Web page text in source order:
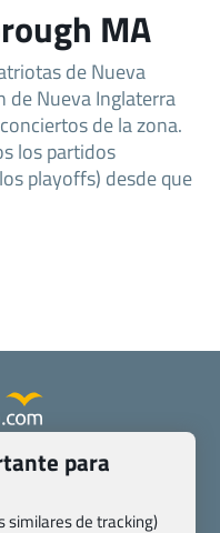
MA
de Nueva
de Nueva Inglaterra
de la zona.
los partidos
playoffs) desde que
Contacto
específicas
de agencias
para
similares de tracking)